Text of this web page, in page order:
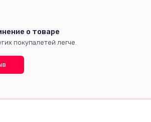
о товаре
покупалетей легче.